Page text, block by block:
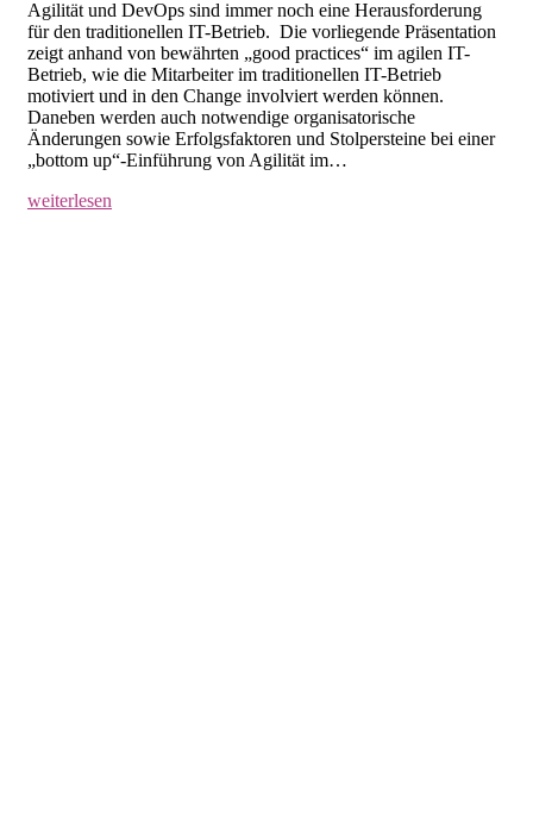
Agilität und DevOps sind immer noch eine Herausforderung
für den traditionellen IT-Betrieb. Die vorliegende Präsentation
zeigt anhand von bewährten „good practices“ im agilen IT-
Betrieb, wie die Mitarbeiter im traditionellen IT-Betrieb
motiviert und in den Change involviert werden können.
Daneben werden auch notwendige organisatorische
Änderungen sowie Erfolgsfaktoren und Stolpersteine bei einer
„bottom up“-Einführung von Agilität im…
weiterlesen